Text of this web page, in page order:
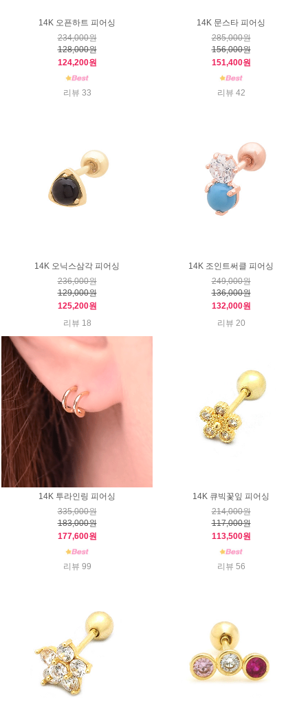
14K 오픈하트 피어싱
234,000원
128,000원
124,200원
리뷰 33
14K 문스타 피어싱
285,000원
156,000원
151,400원
리뷰 42
14K 오닉스삼각 피어싱
236,000원
129,000원
125,200원
리뷰 18
14K 조인트써클 피어싱
249,000원
136,000원
132,000원
리뷰 20
14K 투라인링 피어싱
335,000원
183,000원
177,600원
리뷰 99
14K 큐빅꽃잎 피어싱
214,000원
117,000원
113,500원
리뷰 56